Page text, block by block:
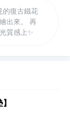
復古鐵花
出來。 再
質感上✨